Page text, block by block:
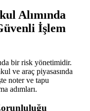
Alımında
İşlem
bir risk yönetimidir.
ve araç piyasasında
noter ve tapu
adımları.